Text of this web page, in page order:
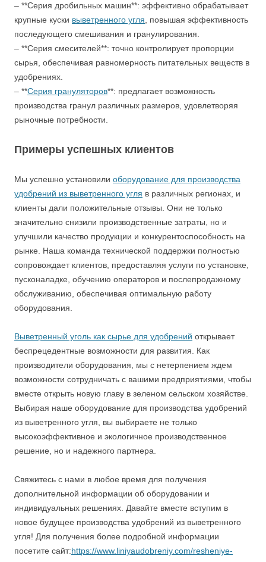
– **Серия дробильных машин**: эффективно обрабатывает
крупные куски выветренного угля , повышая эффективность
последующего смешивания и гранулирования.
– **Серия смесителей**: точно контролирует пропорции
сырья, обеспечивая равномерность питательных веществ в
удобрениях.
– **Серия грануляторов**: предлагает возможность
производства гранул различных размеров, удовлетворяя
рыночные потребности.
Примеры успешных клиентов
Мы успешно установили оборудование для производства
удобрений из выветренного угля в различных регионах, и
клиенты дали положительные отзывы. Они не только
значительно снизили производственные затраты, но и
улучшили качество продукции и конкурентоспособность на
рынке. Наша команда технической поддержки полностью
сопровождает клиентов, предоставляя услуги по установке,
пусконаладке, обучению операторов и послепродажному
обслуживанию, обеспечивая оптимальную работу
оборудования.
Выветренный уголь как сырье для удобрений открывает
беспрецедентные возможности для развития. Как
производители оборудования, мы с нетерпением ждем
возможности сотрудничать с вашими предприятиями, чтобы
вместе открыть новую главу в зеленом сельском хозяйстве.
Выбирая наше оборудование для производства удобрений
из выветренного угля, вы выбираете не только
высокоэффективное и экологичное производственное
решение, но и надежного партнера.
Свяжитесь с нами в любое время для получения
дополнительной информации об оборудовании и
индивидуальных решениях. Давайте вместе вступим в
новое будущее производства удобрений из выветренного
угля! Для получения более подробной информации
посетите сайт:https://www.liniyaudobreniy.com/resheniye-